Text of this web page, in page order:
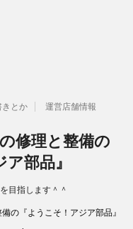
きとか 運営店舗情報
修理と整備の
部品』
目指します＾＾
の『ようこそ！アジア部品』